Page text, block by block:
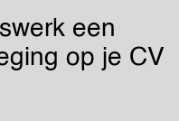
een
op je CV